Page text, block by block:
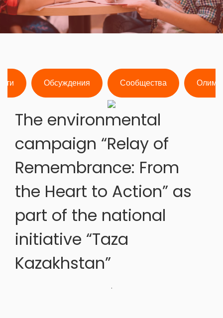
Обсуждения Сообщества
The environmental
campaign “Relay of
Remembrance: From
the Heart to Action” as
part of the national
initiative “Taza
Kazakhstan”
.